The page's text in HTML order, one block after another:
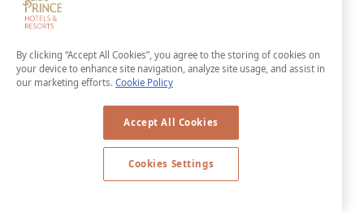
に位置し、“星に一番近い温泉”と称される万
座温泉。絶景露天風呂のほか、多彩な効能
の湯をご満喫いただける万座プリンスホテ
ルでは、雄大な山々、硫黄の香り、乳白色
の湯、満天の星、とここでしか感じられな
い大自然が待っています。
By clicking “Accept All Cookies”, you agree to the storing of cookies on
your device to enhance site navigation, analyze site usage, and assist in
our marketing efforts. Cookie Policy
Accept All Cookies
Cookies Settings